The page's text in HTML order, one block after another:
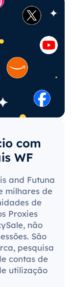
com
WF
and Futuna
milhares de
de
Proxies
não
São
pesquisa
contas de
utilização